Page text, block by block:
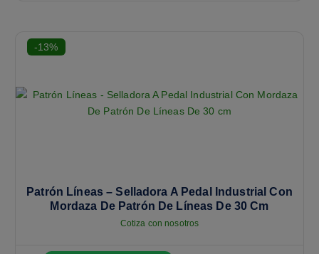
-13%
Patrón Líneas – Selladora A Pedal Industrial Con
Mordaza De Patrón De Líneas De 30 Cm
Cotiza con nosotros